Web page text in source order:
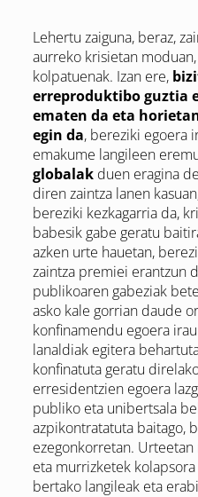
Lehertu zaiguna, beraz,
aurreko krisietan
kolpatuenak. Izan ere,
erreproduktibo guztia
ematen da eta
egin da, bereziki egoera
emakume langileen
globalakduen eragina
diren zaintza lanen
bereziki kezkagarria da,
babesik gabe geratu
azken urte hauetan,
zaintza premiei erantzun
publikoaren gabeziak
asko kale gorrian daude
konfinamendu egoera
lanaldiak egitera
konfinatuta geratu
erresidentzien egoera
publiko eta unibertsala
azpikontratatuta baitago,
ezegonkorretan.
eta murrizketek
bertako langileak eta